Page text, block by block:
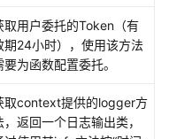
取用户委托的Token（有
期24小时），使用该方法
要为函数配置委托。
取context提供的logger方
，返回一个日志输出类，